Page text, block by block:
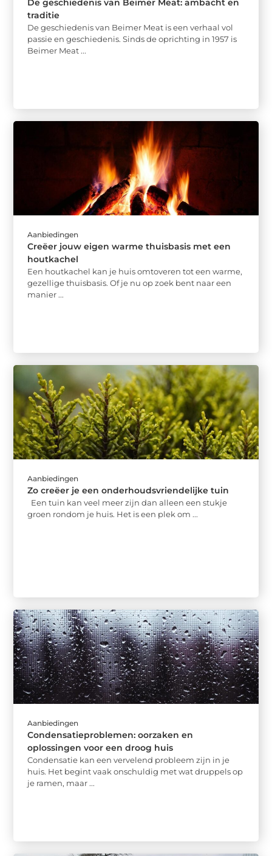
traditie
De geschiedenis van Beimer Meat is een verhaal vol
passie en geschiedenis. Sinds de oprichting in 1957 is
Beimer Meat ...
Aanbiedingen
Creëer jouw eigen warme thuisbasis met een
houtkachel
Een houtkachel kan je huis omtoveren tot een warme,
gezellige thuisbasis. Of je nu op zoek bent naar een
manier ...
Aanbiedingen
Zo creëer je een onderhoudsvriendelijke tuin
Een tuin kan veel meer zijn dan alleen een stukje
groen rondom je huis. Het is een plek om ...
Aanbiedingen
Condensatieproblemen: oorzaken en
oplossingen voor een droog huis
Condensatie kan een vervelend probleem zijn in je
huis. Het begint vaak onschuldig met wat druppels op
je ramen, maar ...